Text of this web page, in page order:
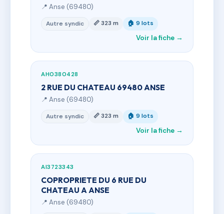
📍 Anse (69480)
Autre syndic 📏 323 m 🏠 9 lots
Voir la fiche →
AH0380428
2 RUE DU CHATEAU 69480 ANSE
📍 Anse (69480)
Autre syndic 📏 323 m 🏠 9 lots
Voir la fiche →
AI3723343
COPROPRIETE DU 6 RUE DU
CHATEAU A ANSE
📍 Anse (69480)